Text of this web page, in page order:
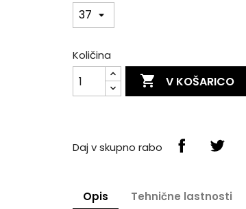
Količina
 V KOŠARICO
Daj v skupno rabo
Opis Tehnične lastnosti